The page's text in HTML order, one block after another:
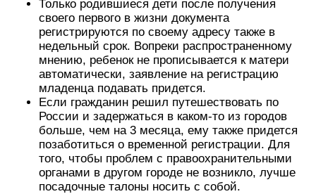
Только родившиеся дети после получения
своего первого в жизни документа
регистрируются по своему адресу также в
недельный срок. Вопреки распространенному
мнению, ребенок не прописывается к матери
автоматически, заявление на регистрацию
младенца подавать придется.
Если гражданин решил путешествовать по
России и задержаться в каком-то из городов
больше, чем на 3 месяца, ему также придется
позаботиться о временной регистрации. Для
того, чтобы проблем с правоохранительными
органами в другом городе не возникло, лучше
посадочные талоны носить с собой.